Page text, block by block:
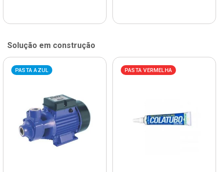
Solução em construção
PASTA AZUL PASTA VERMELHA